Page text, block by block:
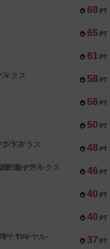
68 PT
65 PT
61 PT
58 PT
ィクス
56 PT
50 PT
48 PT
ンドグラス
46 PT
第5版デラックス
40 PT
40 PT
37 PT
・ロイヤル-